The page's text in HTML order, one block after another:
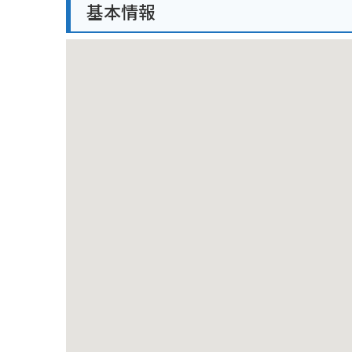
く存在し、爽快な走りを楽しむことができます。キ
ます。近くには、日本海に沈む夕日を眺められる展望
基本情報